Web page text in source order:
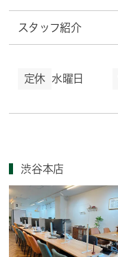
スタッフ紹介
定休 水曜日
渋谷本店